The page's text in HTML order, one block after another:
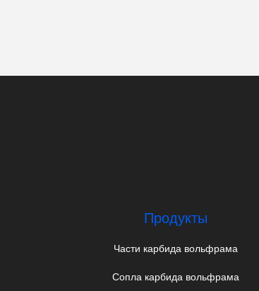
Продукты
Части карбида вольфрама
Сопла карбида вольфрама